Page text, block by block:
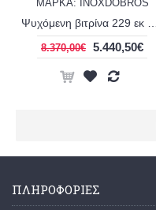
ΜΑΡΚΑ: INOXDOBROS
8.370,00€ 5.440,50€
ΠΛΗΡΟΦΟΡΙΕΣ